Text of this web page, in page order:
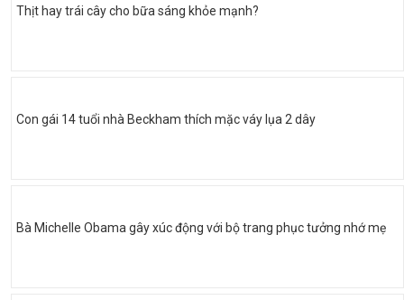
Thịt hay trái cây cho bữa sáng khỏe mạnh?
Con gái 14 tuổi nhà Beckham thích mặc váy lụa 2 dây
Bà Michelle Obama gây xúc động với bộ trang phục tưởng nhớ mẹ